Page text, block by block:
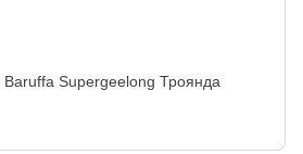
Supergeelong Троянда